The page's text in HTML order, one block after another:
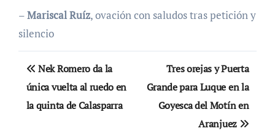
–Mariscal Ruíz, ovación con saludos tras petición y
silencio
Navegación
de
entradas
Nek Romero da la
única vuelta al ruedo en
la quinta de Calasparra
Tres orejas y Puerta
Grande para Luque en la
Goyesca del Motín en
Aranjuez